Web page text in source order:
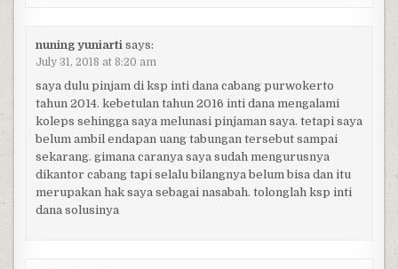
nuning yuniarti says:
July 31, 2018 at 8:20 am
saya dulu pinjam di ksp inti dana cabang purwokerto
tahun 2014. kebetulan tahun 2016 inti dana mengalami
koleps sehingga saya melunasi pinjaman saya. tetapi saya
belum ambil endapan uang tabungan tersebut sampai
sekarang. gimana caranya saya sudah mengurusnya
dikantor cabang tapi selalu bilangnya belum bisa dan itu
merupakan hak saya sebagai nasabah. tolonglah ksp inti
dana solusinya